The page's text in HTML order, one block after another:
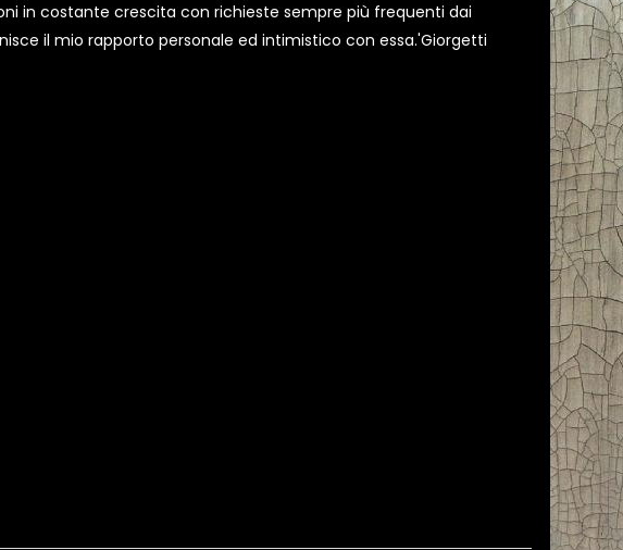
in costante crescita con richieste sempre più frequenti dai
il mio rapporto personale ed intimistico con essa.'Giorgetti